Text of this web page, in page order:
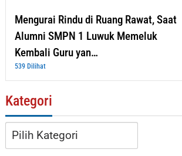
Mengurai Rindu di Ruang Rawat, Saat
Alumni SMPN 1 Luwuk Memeluk
Kembali Guru yan…
539 Dilihat
Kategori
Kategori